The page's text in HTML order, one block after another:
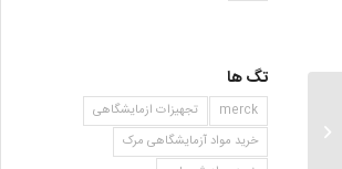
تگ ها
merck
تجهیزات ازمایشگاهی
خرید مواد آزمایشگاهی مرک